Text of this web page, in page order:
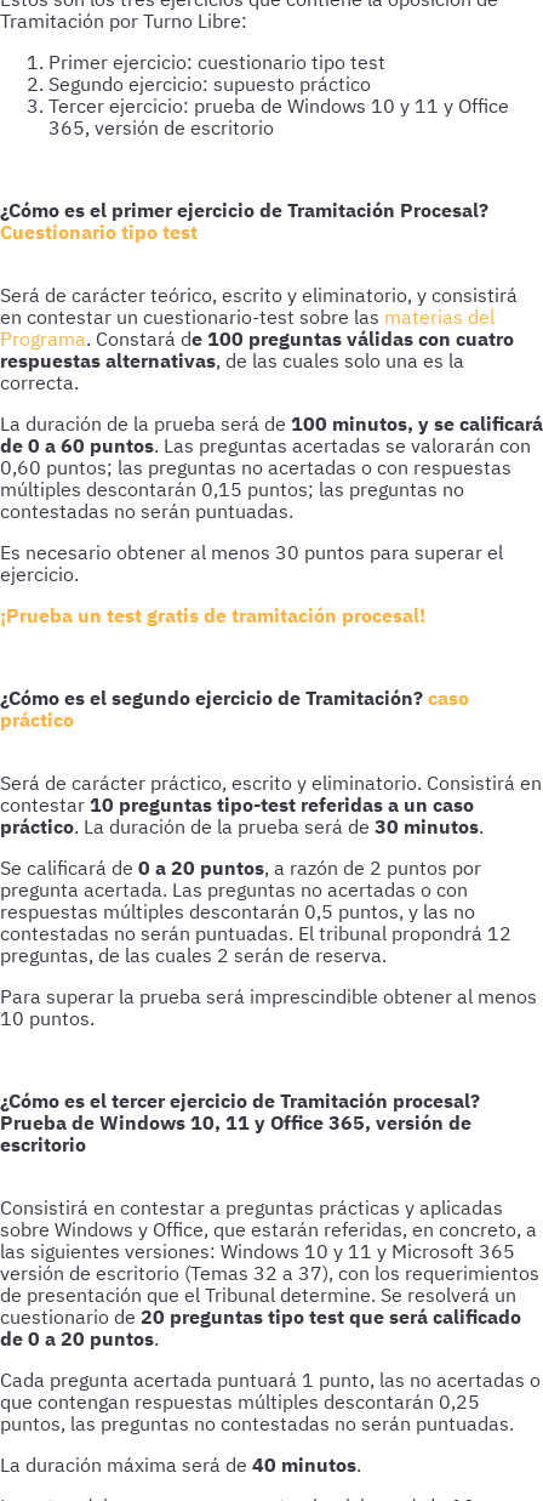
Tramitación por Turno Libre:
Primer ejercicio: cuestionario tipo test
Segundo ejercicio: supuesto práctico
Tercer ejercicio: prueba de Windows 10 y 11 y Office
365, versión de escritorio
¿Cómo es el primer ejercicio de Tramitación Procesal?
Cuestionario tipo test
Será de carácter teórico, escrito y eliminatorio, y consistirá
en contestar un cuestionario-test sobre las materias del
Programa. Constará de 100 preguntas válidas con cuatro
respuestas alternativas, de las cuales solo una es la
correcta.
La duración de la prueba será de 100 minutos, y se calificará
de 0 a 60 puntos. Las preguntas acertadas se valorarán con
0,60 puntos; las preguntas no acertadas o con respuestas
múltiples descontarán 0,15 puntos; las preguntas no
contestadas no serán puntuadas.
Es necesario obtener al menos 30 puntos para superar el
ejercicio.
¡Prueba un test gratis de tramitación procesal!
¿Cómo es el segundo ejercicio de Tramitación? caso
práctico
Será de carácter práctico, escrito y eliminatorio. Consistirá en
contestar 10 preguntas tipo-test referidas a un caso
práctico. La duración de la prueba será de 30 minutos.
Se calificará de 0 a 20 puntos, a razón de 2 puntos por
pregunta acertada. Las preguntas no acertadas o con
respuestas múltiples descontarán 0,5 puntos, y las no
contestadas no serán puntuadas. El tribunal propondrá 12
preguntas, de las cuales 2 serán de reserva.
Para superar la prueba será imprescindible obtener al menos
10 puntos.
¿Cómo es el tercer ejercicio de Tramitación procesal?
Prueba de Windows 10, 11 y Office 365, versión de
escritorio
Consistirá en contestar a preguntas prácticas y aplicadas
sobre Windows y Office, que estarán referidas, en concreto, a
las siguientes versiones: Windows 10 y 11 y Microsoft 365
versión de escritorio (Temas 32 a 37), con los requerimientos
de presentación que el Tribunal determine. Se resolverá un
cuestionario de 20 preguntas tipo test que será calificado
de 0 a 20 puntos.
Cada pregunta acertada puntuará 1 punto, las no acertadas o
que contengan respuestas múltiples descontarán 0,25
puntos, las preguntas no contestadas no serán puntuadas.
La duración máxima será de 40 minutos.